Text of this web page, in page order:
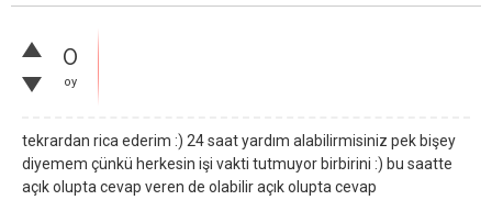
0
oy
tekrardan rica ederim :) 24 saat yardım alabilirmisiniz pek bişey
diyemem çünkü herkesin işi vakti tutmuyor birbirini :) bu saatte
açık olupta cevap veren de olabilir açık olupta cevap